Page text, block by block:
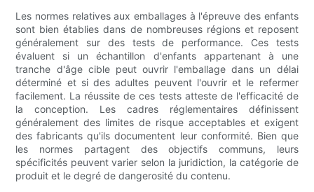
Les normes relatives aux emballages à l'épreuve des enfants
sont bien établies dans de nombreuses régions et reposent
généralement sur des tests de performance. Ces tests
évaluent si un échantillon d'enfants appartenant à une
tranche d'âge cible peut ouvrir l'emballage dans un délai
déterminé et si des adultes peuvent l'ouvrir et le refermer
facilement. La réussite de ces tests atteste de l'efficacité de
la conception. Les cadres réglementaires définissent
généralement des limites de risque acceptables et exigent
des fabricants qu'ils documentent leur conformité. Bien que
les normes partagent des objectifs communs, leurs
spécificités peuvent varier selon la juridiction, la catégorie de
produit et le degré de dangerosité du contenu.